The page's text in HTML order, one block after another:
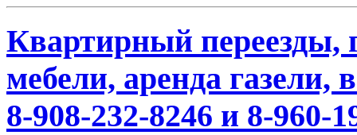
Квартирный переезды,
мебели, аренда газели,
8-908-232-8246 и 8-960-